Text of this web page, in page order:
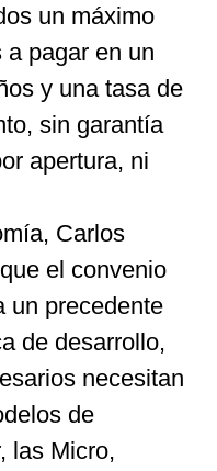
un máximo
pagar en un
y una tasa de
sin garantía
apertura, ni
Carlos
el convenio
un precedente
de desarrollo,
necesitan
de
las Micro,